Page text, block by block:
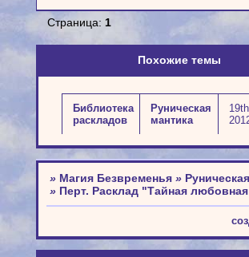
Страница: 1
Похожие темы
Библиотека
раскладов
Руническая
мантика
» Магия Безвременья »
» Перт. Расклад "Тайная